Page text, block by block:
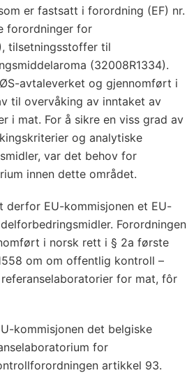
er fastsatt i forordning (EF) nr.
forordninger for
tilsetningsstoffer til
(32008R1334).
avtaleverket og gjennomført i
til overvåking av inntaket av
i mat. For å sikre en viss grad av
og analytiske
var det behov for
innen dette området.
EU-kommisjonen et EU-
Forordningen
i norsk rett i § 2a første
om om offentlig kontroll –
for mat, fôr
kommisjonen det belgiske
for
artikkel 93.